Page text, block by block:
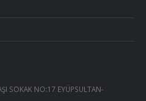
SOKAK NO:17 EYÜPSULTAN-